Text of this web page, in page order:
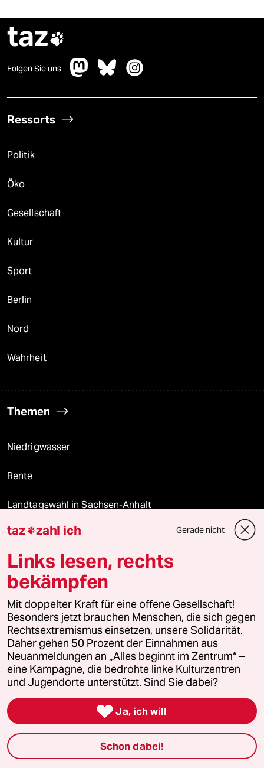
taz
Folgen Sie uns
Ressorts
Politik
Öko
Gesellschaft
Kultur
Sport
Berlin
Nord
Wahrheit
Themen
Niedrigwasser
Rente
Landtagswahl in Sachsen-Anhalt
Hybrider Krieg
Jemen
Ceuta
Hitze
Verlag
Aktuelles
Hausblog
taz zahl ich Gerade nicht
Links lesen, rechts
bekämpfen
Mit doppelter Kraft für eine offene Gesellschaft!
Besonders jetzt brauchen Menschen, die sich gegen
Rechtsextremismus einsetzen, unsere Solidarität.
Daher gehen 50 Prozent der Einnahmen aus
Neuanmeldungen an „Alles beginnt im Zentrum“ –
eine Kampagne, die bedrohte linke Kulturzentren
und Jugendorte unterstützt. Sind Sie dabei?
 Ja, ich will
Schon dabei!